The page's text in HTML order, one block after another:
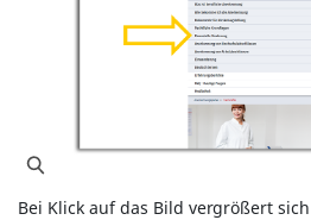
Bei Klick auf das Bild vergrößert